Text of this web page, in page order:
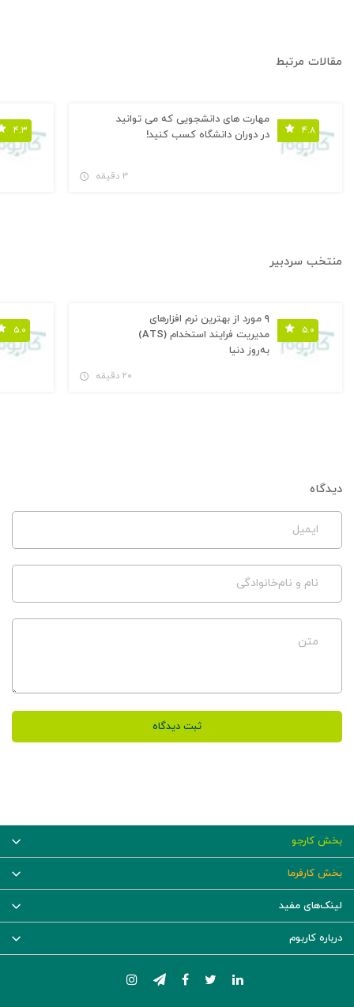
مقالات مرتبط
۴.۸
مهارت های دانشجویی که می توانید
در دوران دانشگاه کسب کنید!
۳ دقیقه
۴.۳
منتخب سردبیر
۵.۰
۹ مورد از بهترین نرم افزارهای
مدیریت فرایند استخدام (ATS)
به‌روز دنیا
۲۰ دقیقه
۵.۰
دیدگاه
ایمیل
نام و نام‌خانوادگی
متن
ثبت دیدگاه
بخش کارجو
بخش کارفرما
لینک‌های مفید
درباره کاربوم